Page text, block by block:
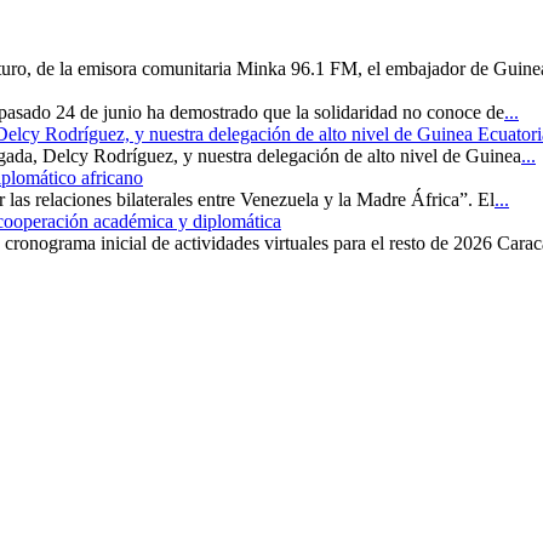
de la emisora comunitaria Minka 96.1 FM, el embajador de
24 de junio ha demostrado que la solidaridad no conoce de...
Rodríguez, y nuestra delegación de alto nivel de Guinea
Delcy Rodríguez, y nuestra delegación de alto nivel de Guinea...
africano
relaciones bilaterales entre Venezuela y la Madre África”. El...
académica y diplomática
inicial de actividades virtuales para el resto de 2026